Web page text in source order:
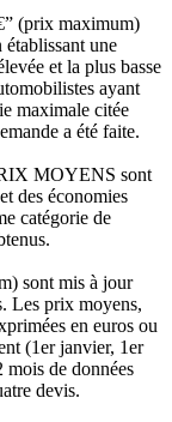
(prix maximum)
une
et la plus basse
ayant
maximale citée
a été faite.
MOYENS sont
des économies
catégorie de
sont mis à jour
Les prix moyens,
en euros ou
(1er janvier, 1er
de données
devis.